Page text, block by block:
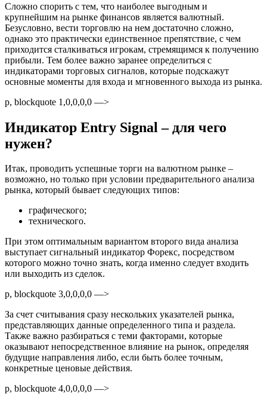
Сложно спорить с тем, что наиболее выгодным и
крупнейшим на рынке финансов является валютный.
Безусловно, вести торговлю на нем достаточно сложно,
однако это практически единственное препятствие, с чем
приходится сталкиваться игрокам, стремящимся к получению
прибыли. Тем более важно заранее определиться с
индикаторами торговых сигналов, которые подскажут
основные моменты для входа и мгновенного выхода из рынка.
p, blockquote 1,0,0,0,0 —>
Индикатор Entry Signal – для чего
нужен?
Итак, проводить успешные торги на валютном рынке –
возможно, но только при условии предварительного анализа
рынка, который бывает следующих типов:
графического;
технического.
При этом оптимальным вариантом второго вида анализа
выступает сигнальный индикатор Форекс, посредством
которого можно точно знать, когда именно следует входить
или выходить из сделок.
p, blockquote 3,0,0,0,0 —>
За счет считывания сразу нескольких указателей рынка,
представляющих данные определенного типа и раздела.
Также важно разбираться с теми факторами, которые
оказывают непосредственное влияние на рынок, определяя
будущие направления либо, если быть более точным,
конкретные ценовые действия.
p, blockquote 4,0,0,0,0 —>